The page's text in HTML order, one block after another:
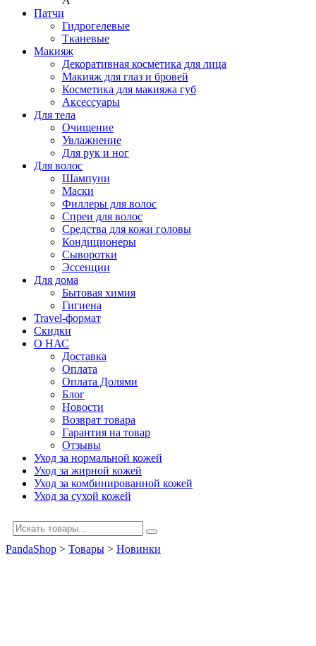
Патчи
Гидрогелевые
Тканевые
Макияж
Декоративная косметика для лица
Макияж для глаз и бровей
Косметика для макияжа губ
Аксессуары
Для тела
Очищение
Увлажнение
Для рук и ног
Для волос
Шампуни
Маски
Филлеры для волос
Спреи для волос
Средства для кожи головы
Кондиционеры
Сыворотки
Эссенции
Для дома
Бытовая химия
Гигиена
Travel-формат
Скидки
О НАС
Доставка
Оплата
Оплата Долями
Блог
Новости
Возврат товара
Гарантия на товар
Отзывы
Уход за нормальной кожей
Уход за жирной кожей
Уход за комбинированной кожей
Уход за сухой кожей
PandaShop > Товары > Новинки